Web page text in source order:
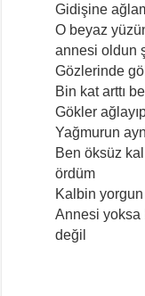
Gidişine
O beyaz
annesi oldun
Gözlerinde
Bin kat arttı
Gökler
Yağmurun
Ben öksüz
ördüm
Kalbin yorgun
Annesi yoksa
değil